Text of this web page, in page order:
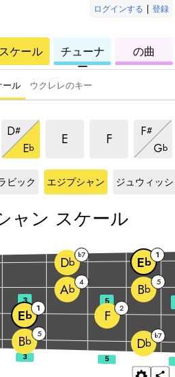
ログインする | 登録
ク
スケール
ク
レ
レ
チューナ
ー
ク
レ
の曲
ール ウクレレのキー
ル
ール
ャンスケール
D#
エジプシャンスケール
Eb
エジプシャンスケール
E
エジプシャンスケール
F
エジプシャン
F#
エジプ
Gb
エジ
ビック
ケール
エジプシャン
ジュウィッ
ャン スケール
Bb 5
Db
b7
Eb 1 F 2
Ab 4 Bb 5
Db
b7 Eb 1
3 5